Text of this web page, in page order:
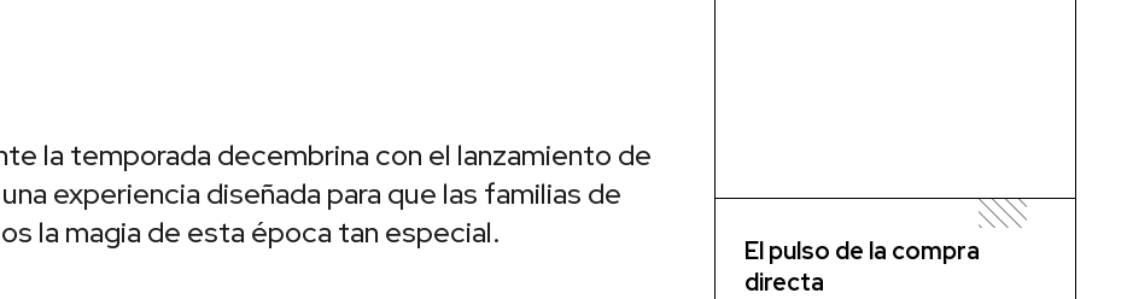
la temporada decembrina con el lanzamiento de
experiencia diseñada para que las familias de
la magia de esta época tan especial.
El pulso de la compra
directa